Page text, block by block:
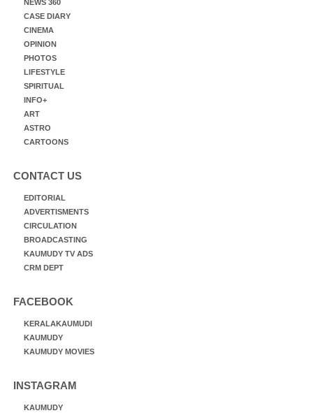
NEWS 360
CASE DIARY
CINEMA
OPINION
PHOTOS
LIFESTYLE
SPIRITUAL
INFO+
ART
ASTRO
CARTOONS
CONTACT US
EDITORIAL
ADVERTISMENTS
CIRCULATION
BROADCASTING
KAUMUDY TV ADS
CRM DEPT
FACEBOOK
KERALAKAUMUDI
KAUMUDY
KAUMUDY MOVIES
INSTAGRAM
KAUMUDY